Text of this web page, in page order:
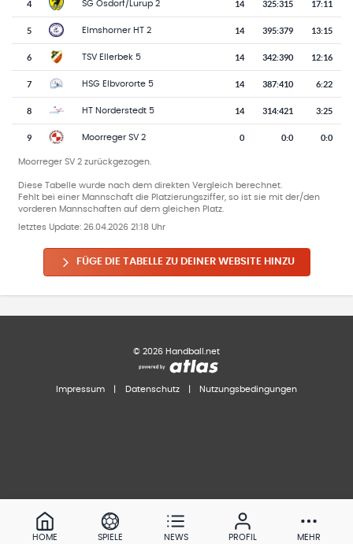
4 SG Osdorf/Lurup 2 14 325:315 17:11
5 Elmshorner HT 2 14 395:379 13:15
6 TSV Ellerbek 5 14 342:390 12:16
7 HSG Elbvororte 5 14 387:410 6:22
8 HT Norderstedt 5 14 314:421 3:25
9 Moorreger SV 2 0 0:0 0:0
Moorreger SV 2 zurückgezogen.
Diese Tabelle wurde nach dem direkten Vergleich berechnet.
Fehlt bei einer Mannschaft die Platzierungsziffer, so ist sie mit der/den
vorderen Mannschaften auf dem gleichen Platz.
letztes Update: 26.04.2026 21:18 Uhr
FÜGE DIE TABELLE ZU DEINER WEBSITE HINZU
© 2026 Handball.net
Impressum Datenschutz Nutzungsbedingungen
HOME SPIELE NEWS PROFIL MEHR